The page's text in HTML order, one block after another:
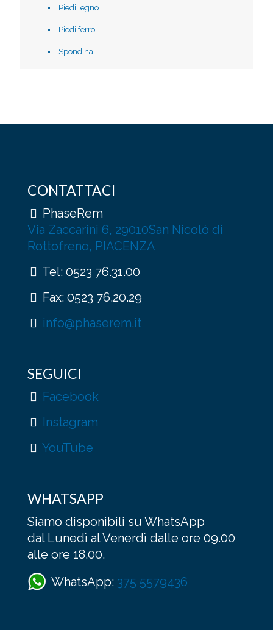
Piedi legno
Piedi ferro
Spondina
CONTATTACI
PhaseRem
Via Zaccarini 6, 29010San Nicolò di
Rottofreno, PIACENZA
Tel: 0523 76.31.00
Fax: 0523 76.20.29
info@phaserem.it
SEGUICI
Facebook
Instagram
YouTube
WHATSAPP
Siamo disponibili su WhatsApp
dal Lunedì al Venerdì dalle ore 09.00
alle ore 18.00.
WhatsApp: 375 5579436